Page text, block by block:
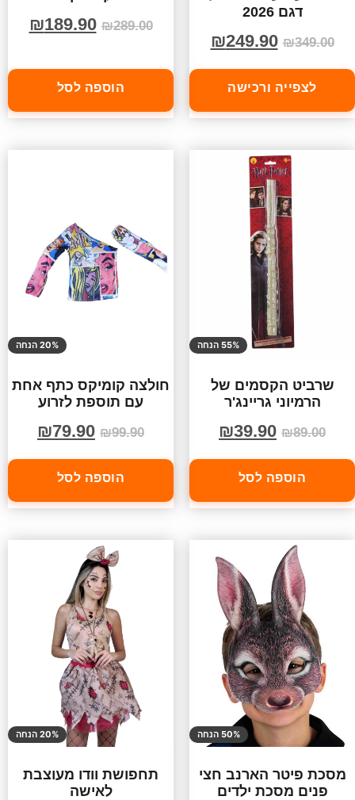
דגם 2026
₪349.00
₪249.90
לצפייה ורכישה
₪289.00
₪189.90
הוספה לסל
55% הנחה
שרביט הקסמים של
הרמיוני גריינג'ר
₪89.00
₪39.90
הוספה לסל
20% הנחה
חולצה קומיקס כתף אחת
עם תוספת לזרוע
₪99.90
₪79.90
הוספה לסל
50% הנחה
מסכת פיטר הארנב חצי
פנים מסכת ילדים
20% הנחה
תחפושת וודו מעוצבת
לאישה